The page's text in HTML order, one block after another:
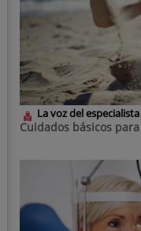
La voz del especialista
Cuidados básicos